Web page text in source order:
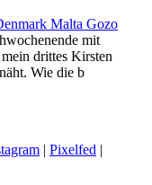
Malta Gozo
mit
drittes Kirsten
Wie die b
| Pixelfed |